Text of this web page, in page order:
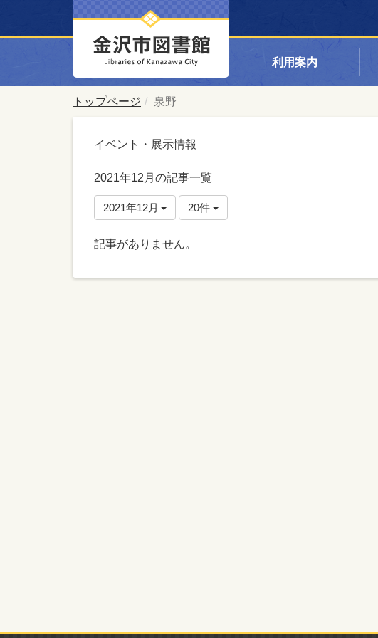
利用案内
トップページ 泉野
イベント・展示情報
2021年12月の記事一覧
2021年12月 20件
記事がありません。